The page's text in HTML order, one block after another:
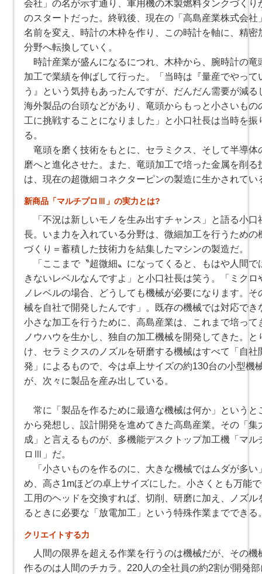
会社」の名が示す通り、軍用機の木製燃料タンクづくり
のスタートだった。終戦後、現在の「高島産業株式会社
名前を変え、時計の木枠を作り、この時計を軸に、精密
分野へ転換していく。
時計産業が盛んになるにつれ、木枠から、腕時計の竜
加工で業績を伸ばして行った。「当時は『量産でやって
う』という気持もあったんですが、だんだん需要が減る
海外製品の台頭などがあり、竜頭からもっと小さいもの
工に挑戦することになりました」と小口社長は当時を振
る。
竜頭を磨く技術をもとに、セラミクス、そして半導体
磨へと進化させた。また、竜頭加工で培った金属を削る
は、現在の超微細コネクターピンの製造に生かされてい
新商品「マルチプロⅢ」の実力とは?
「不況は新しいモノを生み出すチャンス」と語る小口
長。いま力を入れている分野は、微細加工を行うための
づくり＝蓄積した技術力を結集したマシンの製造だ。
「ここまで〝超微細〟になってくると、もはや人間で
きないレベルなんですよ」と小口社長は笑う。「ミクロ
ノレベルの場合、どうしても機械が必要になります。そ
械を自社で開発したんです」。既存の機械では対応でき
小さな加工を行うために、高島産業は、これまで培って
ノウハウを生かし、独自の加工機械を開発してきた。と
け、セラミクスのノズルを研磨する機械はすべて「自社
発」によるもので、今は卓上サイズの約130台の小型機
が、次々に製品を産み出している。
常に「製品を作るために最適な機械は何か」というと
から発想し、設計開発を進めてきた高島産業。その「集
成」と言えるものが、多機能デスクトップ加工機「マル
ロⅢ」だ。
「小さいものを作るのに、大きな機械ではムダが多い
め、高さ1mほどの卓上サイズにした。小さくとも万能
工用のヘッドを交換すれば、切削、研磨に加え、ノズル
るときに必要な「放電加工」という特殊作業までできる
クリエイトする力
人間の限界を超える作業を行うのは機械だが、その機
作るのは人間のチカラ。220人の全社員の約2割が開発